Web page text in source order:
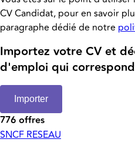
CV Candidat, pour en savoir
paragraphe dédié de notre
Importez votre CV et
d'emploi qui
Importer
776 offres
SNCF RESEAU